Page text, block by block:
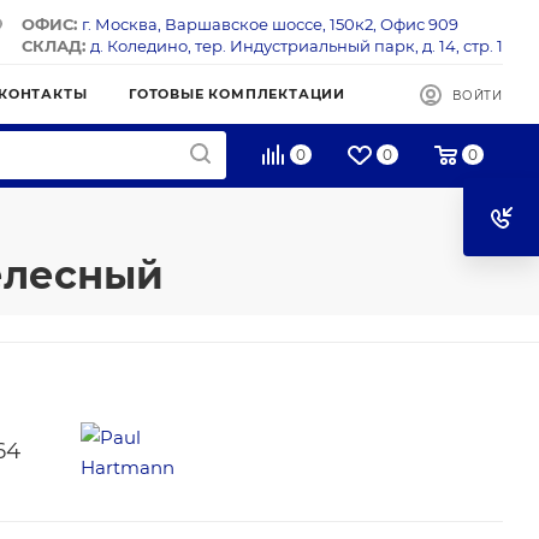
ОФИС: г. Москва, Варшавское шоссе, 150к2, Офис 909
СКЛАД: д. Коледино, тер. Индустриальный парк, д. 14, стр. 1
КОНТАКТЫ ГОТОВЫЕ КОМПЛЕКТАЦИИ ВОЙТИ
0 0 0